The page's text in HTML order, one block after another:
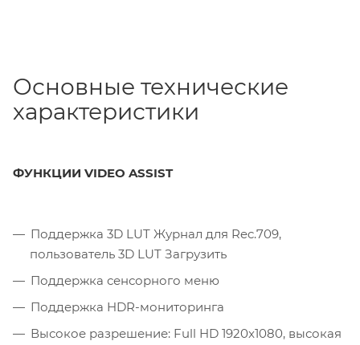
Основные технические
характеристики
ФУНКЦИИ VIDEO ASSIST
Поддержка 3D LUT Журнал для Rec.709,
пользователь 3D LUT Загрузить
Поддержка сенсорного меню
Поддержка HDR-мониторинга
Высокое разрешение: Full HD 1920x1080, высокая